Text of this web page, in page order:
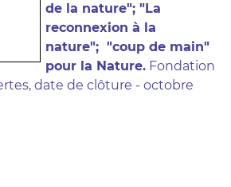
de la nature"; "La
reconnexion à la
nature"; "coup de main"
pour la Nature.Fondation
date de clôture - octobre